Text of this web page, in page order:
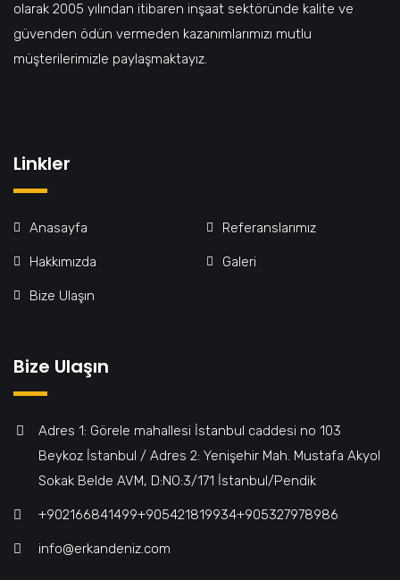
olarak 2005 yılından itibaren inşaat sektöründe kalite ve
güvenden ödün vermeden kazanımlarımızı mutlu
müşterilerimizle paylaşmaktayız.
Linkler
Anasayfa Referanslarımız
Hakkımızda Galeri
Bize Ulaşın
Bize Ulaşın
Adres 1: Görele mahallesi İstanbul caddesi no 103
Beykoz İstanbul / Adres 2: Yenişehir Mah. Mustafa Akyol
Sokak Belde AVM, D:NO:3/171 İstanbul/Pendik
+902166841499‎‎ㅤㅤㅤㅤㅤㅤㅤㅤㅤㅤㅤㅤ+905421819934‎‎ㅤㅤㅤㅤㅤㅤㅤㅤㅤㅤㅤㅤ+905327978986
info@erkandeniz.com